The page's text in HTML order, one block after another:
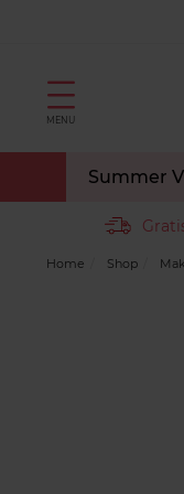
MENU
Summer
Home Shop